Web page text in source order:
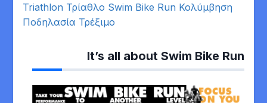
Triathlon Τρίαθλο Swim Bike Run Κολύμβηση
Ποδηλασία Τρέξιμο
It’s all about Swim Bike Run